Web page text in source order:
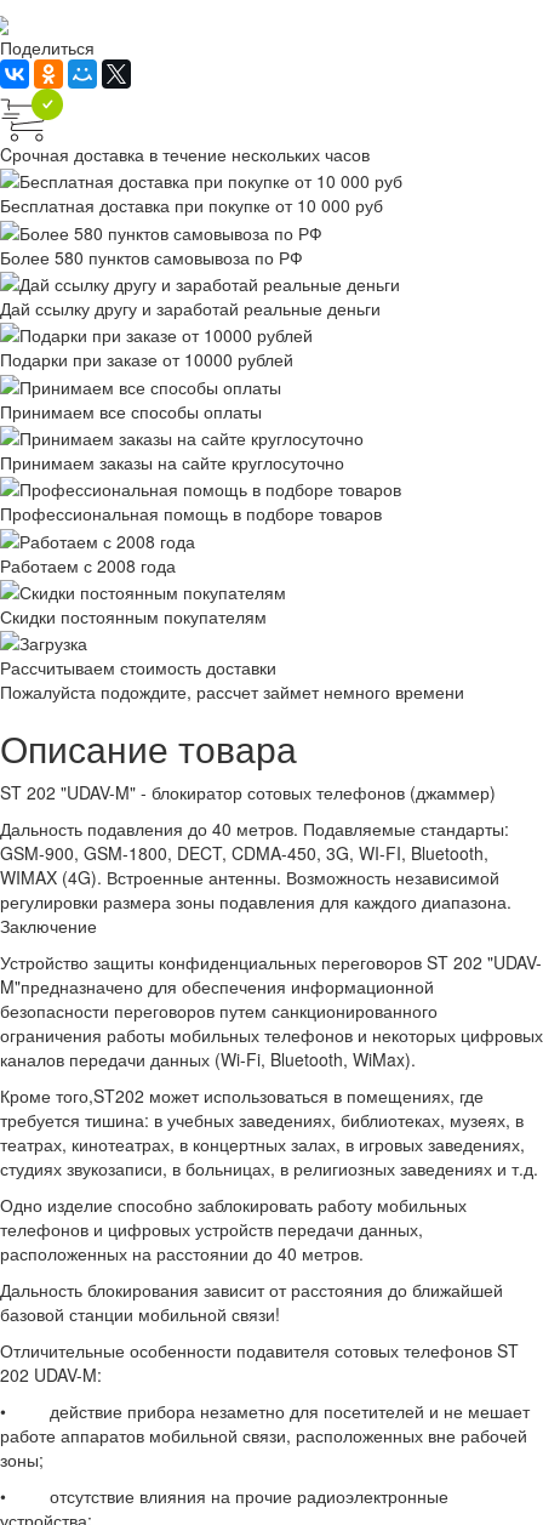
Поделиться
Cрочная доставка в течение нескольких часов
Бесплатная доставка при покупке от 10 000 руб
Более 580 пунктов самовывоза по РФ
Дай ссылку другу и заработай реальные деньги
Подарки при заказе от 10000 рублей
Принимаем все способы оплаты
Принимаем заказы на сайте круглосуточно
Профессиональная помощь в подборе товаров
Работаем с 2008 года
Скидки постоянным покупателям
Рассчитываем стоимость доставки
Пожалуйста подождите, рассчет займет немного времени
Описание товара
ST 202 "UDAV-M" - блокиратор сотовых телефонов (джаммер)
Дальность подавления до 40 метров. Подавляемые стандарты:
GSM-900, GSM-1800, DECT, CDMA-450, 3G, WI-FI, Bluetooth,
WIMAX (4G). Встроенные антенны. Возможность независимой
регулировки размера зоны подавления для каждого диапазона.
Заключение
Устройство защиты конфиденциальных переговоров ST 202 "UDAV-
M"предназначено для обеспечения информационной
безопасности переговоров путем санкционированного
ограничения работы мобильных телефонов и некоторых цифровых
каналов передачи данных (Wi-Fi, Bluetooth, WiMax).
Кроме того,ST202 может использоваться в помещениях, где
требуется тишина: в учебных заведениях, библиотеках, музеях, в
театрах, кинотеатрах, в концертных залах, в игровых заведениях,
студиях звукозаписи, в больницах, в религиозных заведениях и т.д.
Одно изделие способно заблокировать работу мобильных
телефонов и цифровых устройств передачи данных,
расположенных на расстоянии до 40 метров.
Дальность блокирования зависит от расстояния до ближайшей
базовой станции мобильной связи!
Отличительные особенности подавителя сотовых телефонов ST
202 UDAV-M:
• действие прибора незаметно для посетителей и не мешает
работе аппаратов мобильной связи, расположенных вне рабочей
зоны;
• отсутствие влияния на прочие радиоэлектронные